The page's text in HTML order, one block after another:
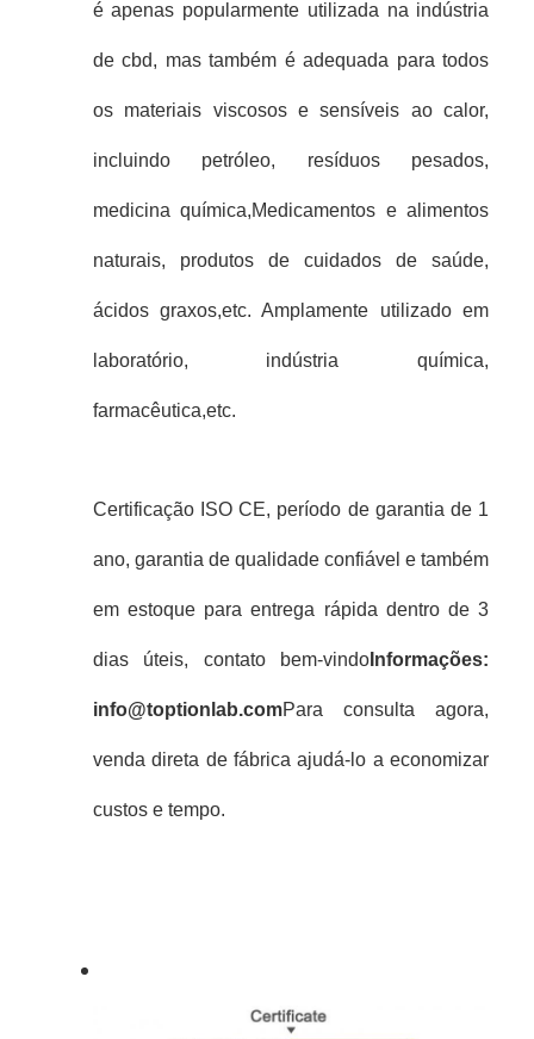
é apenas popularmente utilizada na indústria
de cbd, mas também é adequada para todos
os materiais viscosos e sensíveis ao calor,
incluindo petróleo, resíduos pesados,
medicina química,Medicamentos e alimentos
naturais, produtos de cuidados de saúde,
ácidos graxos,etc. Amplamente utilizado em
laboratório, indústria química,
farmacêutica,etc.
Certificação ISO CE, período de garantia de 1
ano, garantia de qualidade confiável e também
em estoque para entrega rápida dentro de 3
dias úteis, contato bem-vindo Informações:
info@toptionlab.comPara consulta agora,
venda direta de fábrica ajudá-lo a economizar
custos e tempo.